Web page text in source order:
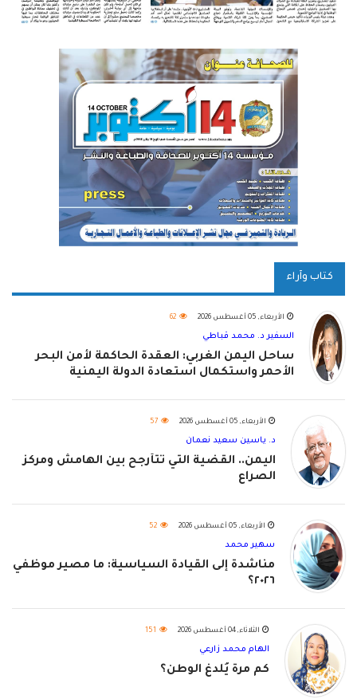
كتاب وآراء
الأربعاء, 05 أغسطس 2026 62
السفير د. محمد قباطي
ساحل اليمن الغربي: العقدة الحاكمة لأمن البحر
الأحمر واستكمال استعادة الدولة اليمنية
الأربعاء, 05 أغسطس 2026 57
د. ياسين سعيد نعمان
اليمن.. القضية التي تتأرجح بين الهامش ومركز
الصراع
الأربعاء, 05 أغسطس 2026 52
سهير محمد
مناشدة إلى القيادة السياسية: ما مصير موظفي
٢٠٢٦؟
الثلاثاء, 04 أغسطس 2026 151
الهام محمد زارعي
كم مرة يُلدغ الوطن؟